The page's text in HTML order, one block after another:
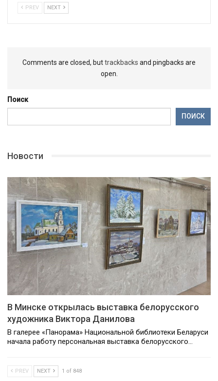
PREV NEXT
Comments are closed, buttrackbacks and pingbacks are
open.
Поиск
ПОИСК
Новости
В Минске открылась выставка белорусского
художника Виктора Данилова
В галерее «Панорама» Национальной библиотеки Беларуси
начала работу персональная выставка белорусского…
PREV NEXT 1 of 848